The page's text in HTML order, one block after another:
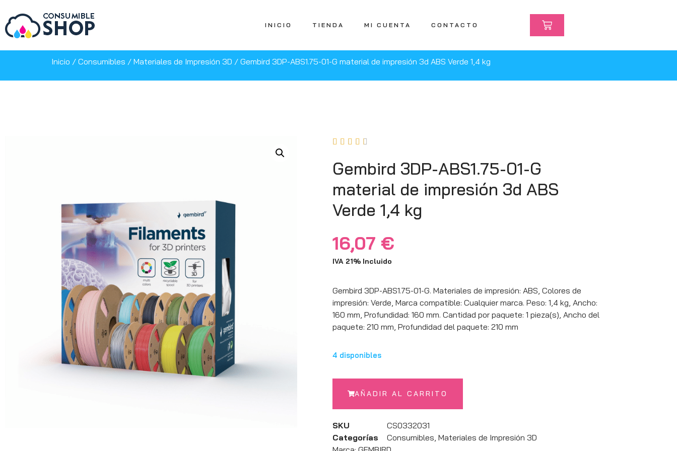
INICIO TIENDA MI CUENTA CONTACTO
Inicio / Consumibles / Materiales de Impresión 3D / Gembird 3DP-ABS1.75-01-G material de impresión 3d ABS Verde 1,4 kg
    
Gembird 3DP-ABS1.75-01-G
material de impresión 3d ABS
Verde 1,4 kg
16,07 €
IVA 21% Incluido
Gembird 3DP-ABS1.75-01-G. Materiales de impresión: ABS, Colores de
impresión: Verde, Marca compatible: Cualquier marca. Peso: 1,4 kg, Ancho:
160 mm, Profundidad: 160 mm. Cantidad por paquete: 1 pieza(s), Ancho del
paquete: 210 mm, Profundidad del paquete: 210 mm
4 disponibles
AÑADIR AL CARRITO
SKU
CS0332031
Categorías
Consumibles Materiales de Impresión 3D